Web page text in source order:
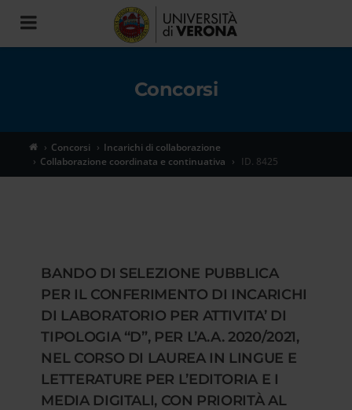
Toggle
navigation
Concorsi
Concorsi
Incarichi di collaborazione
Collaborazione coordinata e continuativa
ID. 8425
BANDO DI SELEZIONE PUBBLICA
PER IL CONFERIMENTO DI INCARICHI
DI LABORATORIO PER ATTIVITA’ DI
TIPOLOGIA “D”, PER L’A.A. 2020/2021,
NEL CORSO DI LAUREA IN LINGUE E
LETTERATURE PER L’EDITORIA E I
MEDIA DIGITALI, CON PRIORITÀ AL